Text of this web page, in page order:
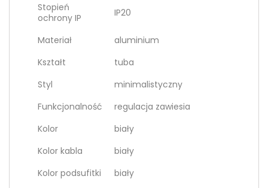
Stopień
ochrony IP
IP20
Materiał
aluminium
Kształt
tuba
Styl
minimalistyczny
Funkcjonalność
regulacja zawiesia
Kolor
biały
Kolor kabla
biały
Kolor podsufitki
biały